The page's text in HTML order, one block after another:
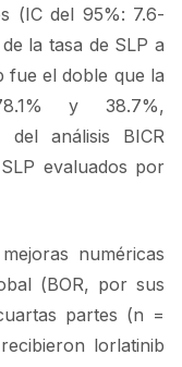
(IC del 95%: 7.6-
la tasa de SLP a
fue el doble que la
y 38.7%,
del análisis BICR
evaluados por
numéricas
(BOR, por sus
partes (n =
lorlatinib